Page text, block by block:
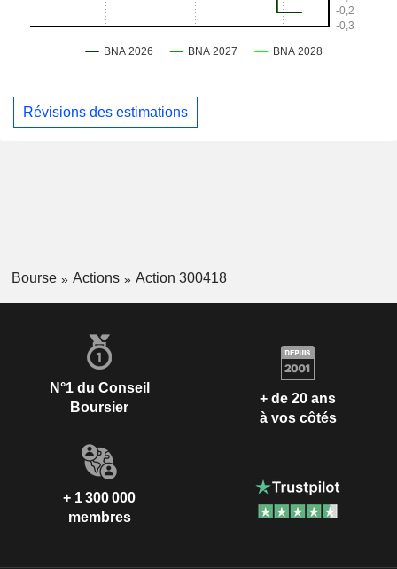
Révisions des estimations
Bourse Actions Action 300418
N°1 du Conseil
Boursier
+ de 20 ans
à vos côtés
+ 1 300 000
membres